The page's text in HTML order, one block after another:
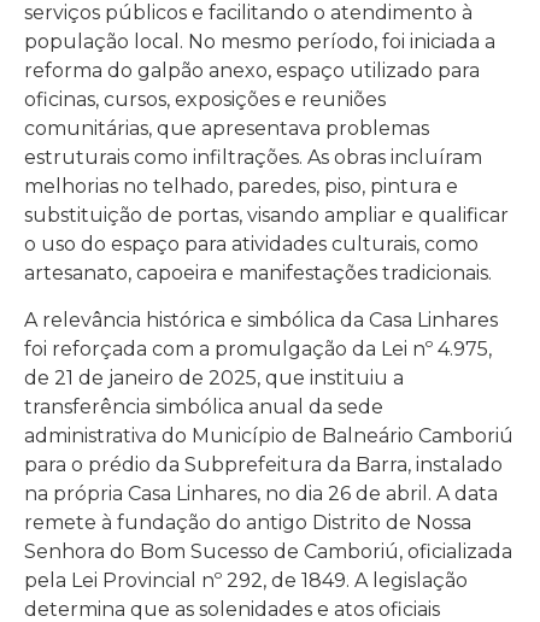
serviços públicos e facilitando o atendimento à
população local. No mesmo período, foi iniciada a
reforma do galpão anexo, espaço utilizado para
oficinas, cursos, exposições e reuniões
comunitárias, que apresentava problemas
estruturais como infiltrações. As obras incluíram
melhorias no telhado, paredes, piso, pintura e
substituição de portas, visando ampliar e qualificar
o uso do espaço para atividades culturais, como
artesanato, capoeira e manifestações tradicionais.
A relevância histórica e simbólica da Casa Linhares
foi reforçada com a promulgação da Lei nº 4.975,
de 21 de janeiro de 2025, que instituiu a
transferência simbólica anual da sede
administrativa do Município de Balneário Camboriú
para o prédio da Subprefeitura da Barra, instalado
na própria Casa Linhares, no dia 26 de abril. A data
remete à fundação do antigo Distrito de Nossa
Senhora do Bom Sucesso de Camboriú, oficializada
pela Lei Provincial nº 292, de 1849. A legislação
determina que as solenidades e atos oficiais